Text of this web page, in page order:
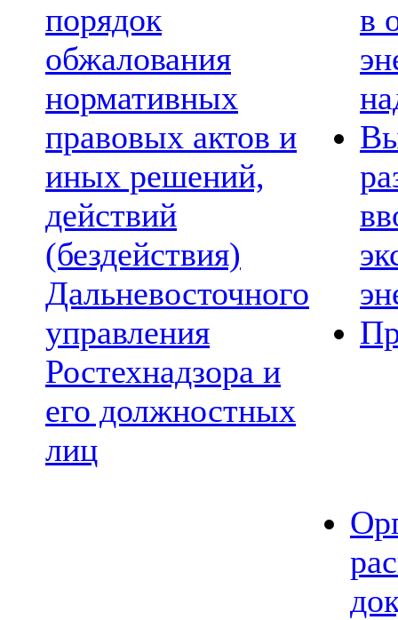
порядок
обжалования
нормативных
правовых актов и
иных решений,
действий
(бездействия)
Дальневосточного
управления
Ростехнадзора и
его должностных
лиц
в